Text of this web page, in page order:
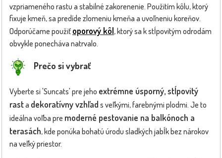
vzpriameného rastu a stabilné zakorenenie. Použitím kôlu, ktorý
fixuje kmeň, sa predíde zlomeniu kmeňa a uvoľneniu koreňov.
Odporúčame použiť oporový kôl, ktorý sa k stĺpovitým odrodám
obvykle ponecháva natrvalo.
Prečo si vybrať
Vyberte si 'Suncats' pre jeho extrémne úsporný, stĺpovitý
rasta dekoratívny vzhľad s veľkými, farebnými plodmi. Je to
ideálna voľba pre moderné pestovanie na balkónoch a
terasách, kde ponúka bohatú úrodu sladkých jabĺk bez nárokov
na veľký priestor.